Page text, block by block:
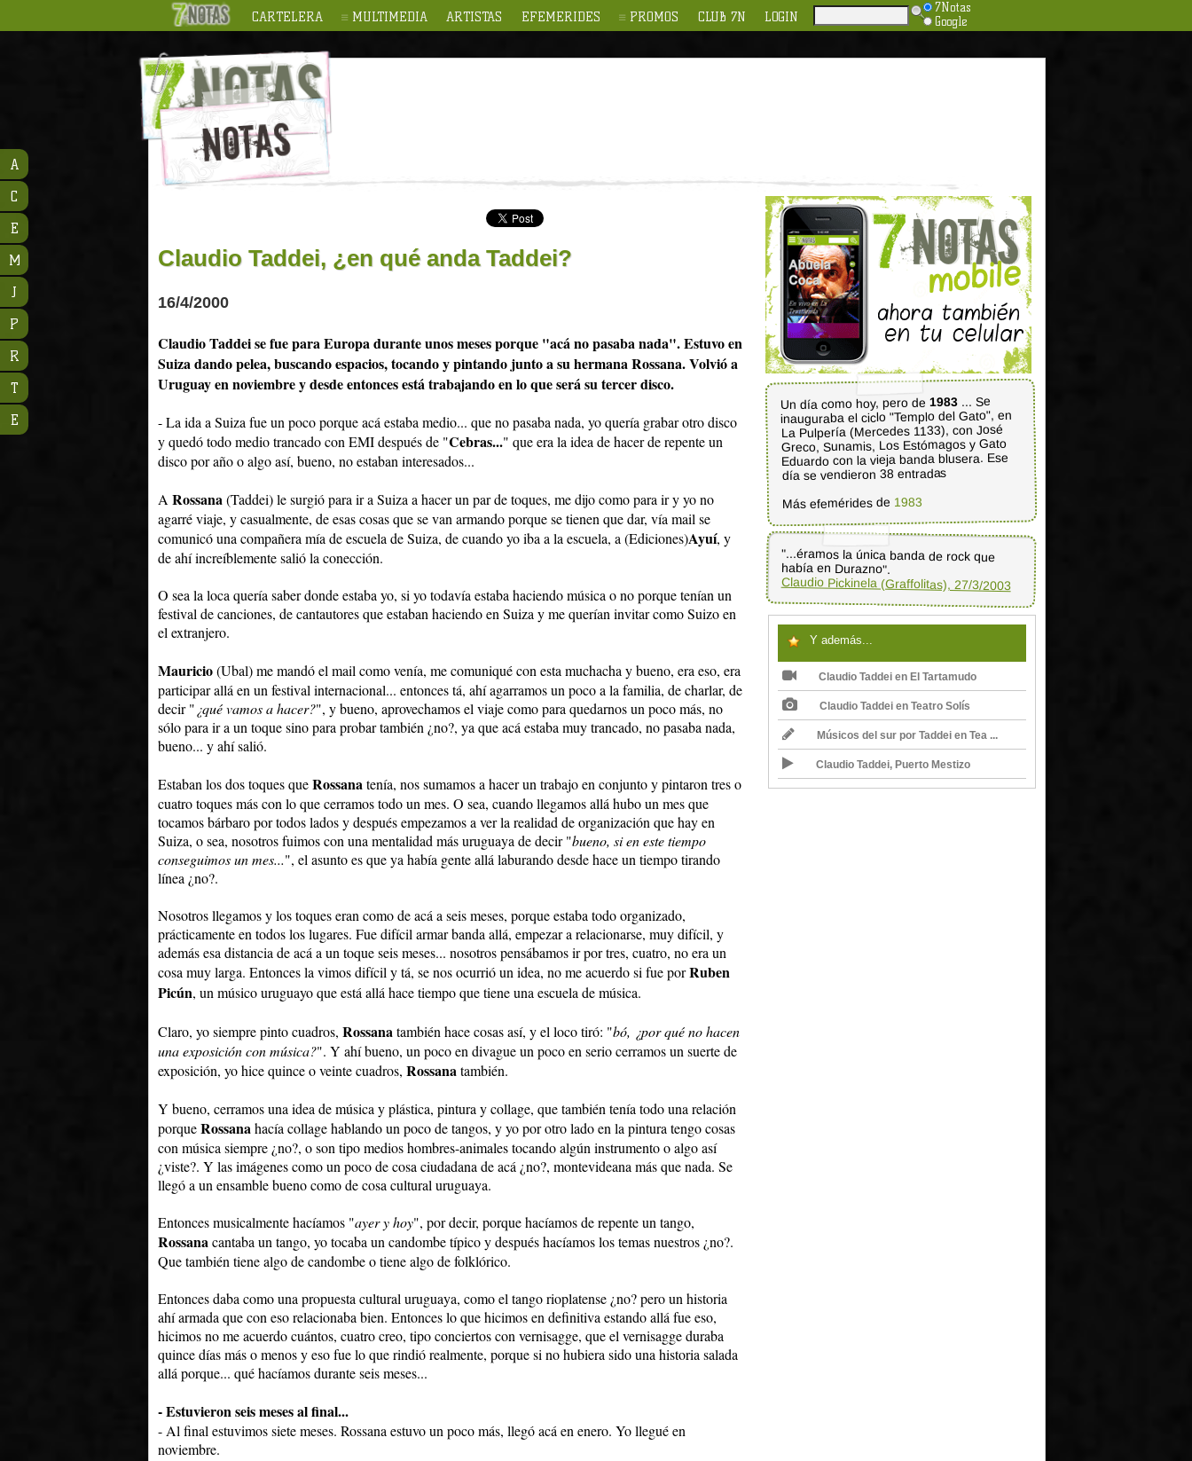
CARTELERA MULTIMEDIA ARTISTAS EFEMERIDES PROMOS CLUB 7N LOGIN
7Notas
Google
Claudio Taddei, ¿en qué anda Taddei?
16/4/2000
Claudio Taddei se fue para Europa durante unos meses porque "acá no pasaba nada". Estuvo en
Suiza dando pelea, buscando espacios, tocando y pintando junto a su hermana Rossana. Volvió a
Uruguay en noviembre y desde entonces está trabajando en lo que será su tercer disco.
- La ida a Suiza fue un poco porque acá estaba medio... que no pasaba nada, yo quería grabar otro disco
y quedó todo medio trancado con EMI después de "Cebras..." que era la idea de hacer de repente un
disco por año o algo así, bueno, no estaban interesados...
ARossana(Taddei) le surgió para ir a Suiza a hacer un par de toques, me dijo como para ir y yo no
agarré viaje, y casualmente, de esas cosas que se van armando porque se tienen que dar, vía mail se
comunicó una compañera mía de escuela de Suiza, de cuando yo iba a la escuela, a (Ediciones)Ayuí, y
de ahí increíblemente salió la conección.
O sea la loca quería saber donde estaba yo, si yo todavía estaba haciendo música o no porque tenían un
festival de canciones, de cantautores que estaban haciendo en Suiza y me querían invitar como Suizo en
el extranjero.
Mauricio(Ubal) me mandó el mail como venía, me comuniqué con esta muchacha y bueno, era eso, era
participar allá en un festival internacional... entonces tá, ahí agarramos un poco a la familia, de charlar, de
decir "¿qué vamos a hacer?", y bueno, aprovechamos el viaje como para quedarnos un poco más, no
sólo para ir a un toque sino para probar también ¿no?, ya que acá estaba muy trancado, no pasaba nada,
bueno... y ahí salió.
Estaban los dos toques queRossanatenía, nos sumamos a hacer un trabajo en conjunto y pintaron tres o
cuatro toques más con lo que cerramos todo un mes. O sea, cuando llegamos allá hubo un mes que
tocamos bárbaro por todos lados y después empezamos a ver la realidad de organización que hay en
Suiza, o sea, nosotros fuimos con una mentalidad más uruguaya de decir "bueno, si en este tiempo
conseguimos un mes...", el asunto es que ya había gente allá laburando desde hace un tiempo tirando
línea ¿no?.
Nosotros llegamos y los toques eran como de acá a seis meses, porque estaba todo organizado,
prácticamente en todos los lugares. Fue difícil armar banda allá, empezar a relacionarse, muy difícil, y
además esa distancia de acá a un toque seis meses... nosotros pensábamos ir por tres, cuatro, no era un
cosa muy larga. Entonces la vimos difícil y tá, se nos ocurrió un idea, no me acuerdo si fue porRuben
Picún, un músico uruguayo que está allá hace tiempo que tiene una escuela de música.
Claro, yo siempre pinto cuadros, Rossanatambién hace cosas así, y el loco tiró: "bó, ¿por qué no hacen
una exposición con música?". Y ahí bueno, un poco en divague un poco en serio cerramos un suerte de
exposición, yo hice quince o veinte cuadros, Rossanatambién.
Y bueno, cerramos una idea de música y plástica, pintura y collage, que también tenía todo una relación
porqueRossanahacía collage hablando un poco de tangos, y yo por otro lado en la pintura tengo cosas
con música siempre ¿no?, o son tipo medios hombres-animales tocando algún instrumento o algo así
¿viste?. Y las imágenes como un poco de cosa ciudadana de acá ¿no?, montevideana más que nada. Se
llegó a un ensamble bueno como de cosa cultural uruguaya.
Entonces musicalmente hacíamos "ayer y hoy", por decir, porque hacíamos de repente un tango,
Rossanacantaba un tango, yo tocaba un candombe típico y después hacíamos los temas nuestros ¿no?.
Que también tiene algo de candombe o tiene algo de folklórico.
Entonces daba como una propuesta cultural uruguaya, como el tango rioplatense ¿no? pero un historia
ahí armada que con eso relacionaba bien. Entonces lo que hicimos en definitiva estando allá fue eso,
hicimos no me acuerdo cuántos, cuatro creo, tipo conciertos con vernisagge, que el vernisagge duraba
quince días más o menos y eso fue lo que rindió realmente, porque si no hubiera sido una historia salada
allá porque... qué hacíamos durante seis meses...
- Estuvieron seis meses al final...
- Al final estuvimos siete meses. Rossana estuvo un poco más, llegó acá en enero. Yo llegué en
noviembre.
Un día como hoy, pero de1983 ... Se
inauguraba el ciclo "Templo del Gato", en
La Pulpería (Mercedes 1133), con José
Greco, Sunamis, Los Estómagos y Gato
Eduardo con la vieja banda blusera. Ese
día se vendieron 38 entradas
Más efemérides de 1983
"...éramos la única banda de rock que
había en Durazno".
Claudio Pickinela (Graffolitas), 27/3/2003
Y además...
Claudio Taddei en El Tartamudo
Claudio Taddei en Teatro Solís
Músicos del sur por Taddei en Tea ...
Claudio Taddei, Puerto Mestizo
A
C
E
M
J
P
R
T
E